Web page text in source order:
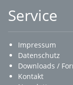
Service
Impressum
Datenschutz
Downloads /
Kontakt